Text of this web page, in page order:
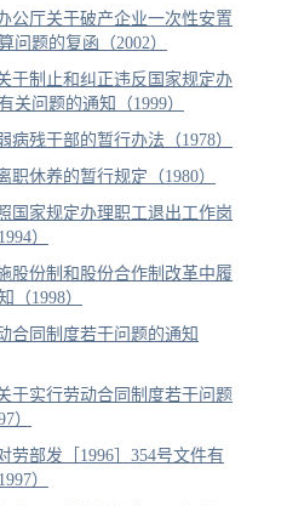
公厅关于破产企业一次性安置
问题的复函（2002）
于制止和纠正违反国家规定办
关问题的通知（1999）
病残干部的暂行办法（1978）
职休养的暂行规定（1980）
国家规定办理职工退出工作岗
）
股份制和股份合作制改革中履
（1998）
合同制度若干问题的通知
于实行劳动合同制度若干问题
）
劳部发［1996］354号文件有
）